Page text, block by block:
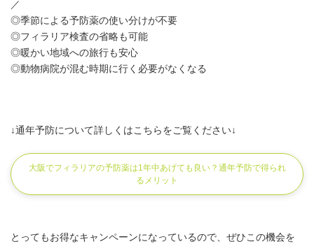
／
◎季節による予防薬の使い分けが不要
◎フィラリア検査の省略も可能
◎暖かい地域への旅行も安心
◎動物病院が混む時期に行く必要がなくなる
↓通年予防について詳しくはこちらをご覧ください↓
大阪でフィラリアの予防薬は1年中あげても良い？通年予防で得られ
るメリット
とってもお得なキャンペーンになっているので、ぜひこの機会を